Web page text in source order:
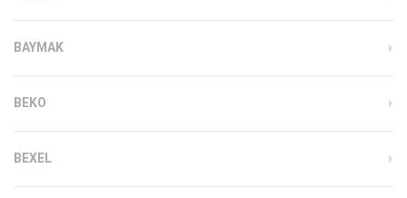
BAYMAK
BEKO
BEXEL